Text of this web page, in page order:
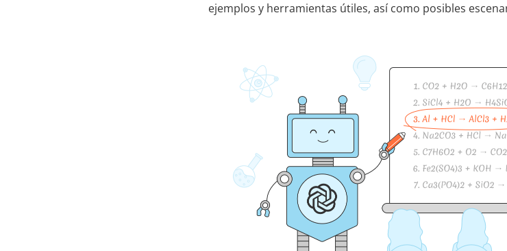
ejemplos y herramientas útiles, así como posibles